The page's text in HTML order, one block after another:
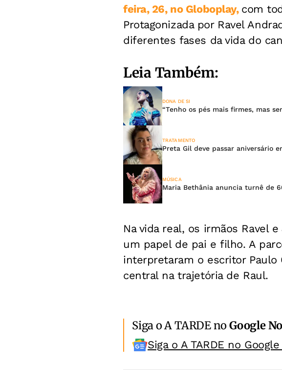
feira, 26, no Globoplay, com
Protagonizada por Ravel
diferentes fases da vida do
Leia Também:
DONA DE SI
“Tenho os pés mais firmes, mas
TRATAMENTO
Preta Gil deve passar aniversário
MÚSICA
Maria Bethânia anuncia turnê de
Na vida real, os irmãos Ravel
um papel de pai e filho. A
interpretaram o escritor
central na trajetória de Raul.
Siga o A TARDE noGoogle
Siga o A TARDE no